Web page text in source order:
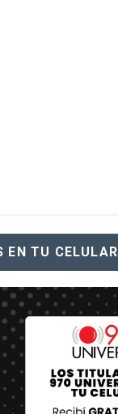
EN TU CELULAR